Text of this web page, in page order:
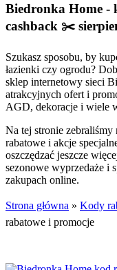
Biedronka Home -
cashback ✂️
Szukasz sposobu, by
łazienki czy ogrodu?
sklep internetowy sieci
atrakcyjnych ofert i
AGD, dekoracje i wiele
Na tej stronie
rabatowe i akcje
oszczędzać jeszcze
sezonowe wyprzedaże i
zakupach online.
Strona główna » Kody
rabatowe i promocje